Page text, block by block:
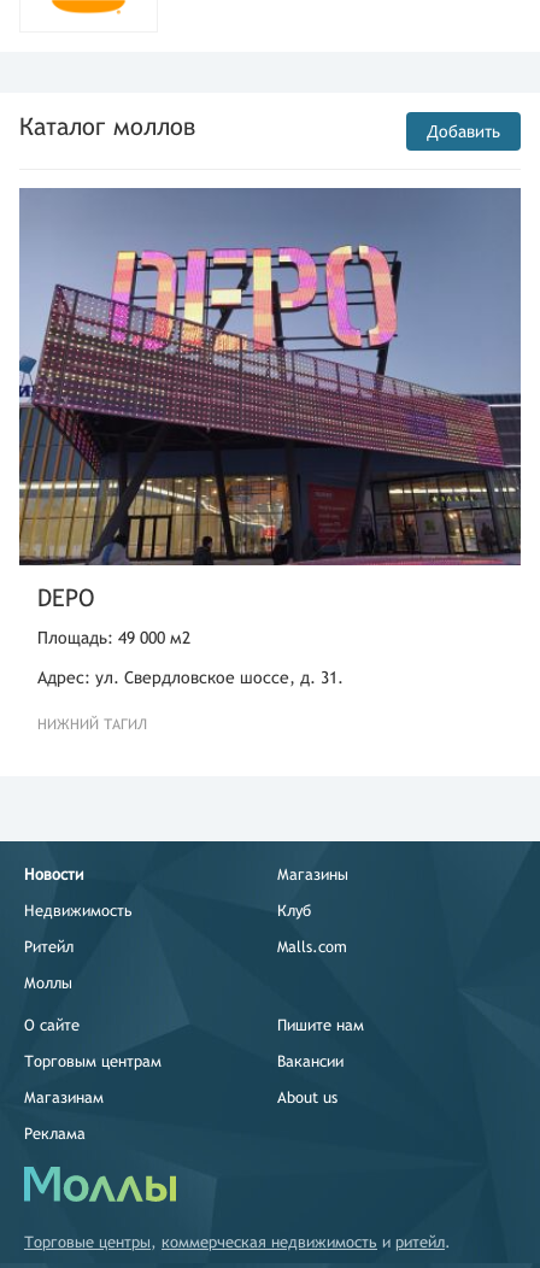
Каталог моллов Добавить
DEPO
Площадь: 49 000 м2
Адрес: ул. Свердловское шоссе, д. 31.
НИЖНИЙ ТАГИЛ
Новости
Недвижимость
Ритейл
Моллы
Магазины
Клуб
Malls.com
О сайте
Торговым центрам
Магазинам
Реклама
Пишите нам
Вакансии
About us
Торговые центры, коммерческая недвижимость и ритейл.